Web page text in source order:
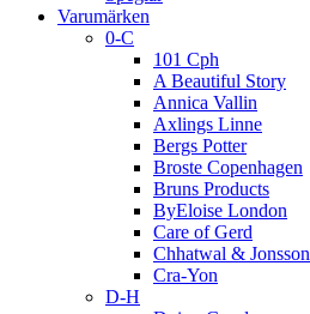
Varumärken
0-C
101 Cph
A Beautiful Story
Annica Vallin
Axlings Linne
Bergs Potter
Broste Copenhagen
Bruns Products
ByEloise London
Care of Gerd
Chhatwal & Jonsson
Cra-Yon
D-H